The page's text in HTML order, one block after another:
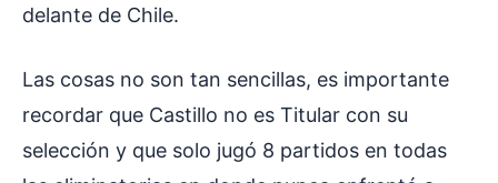
delante de Chile.
Las cosas no son tan sencillas, es importante
recordar que Castillo no es Titular con su
selección y que solo jugó 8 partidos en todas